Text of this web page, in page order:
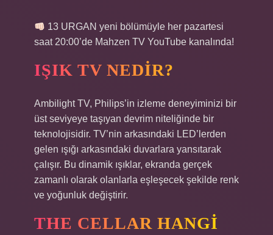
13 URGAN yeni bölümüyle her pazartesi
saat 20:00’de Mahzen TV YouTube kanalında!
IŞIK TV NEDIR?
Ambilight TV, Philips’in izleme deneyiminizi bir
üst seviyeye taşıyan devrim niteliğinde bir
teknolojisidir. TV’nin arkasındaki LED’lerden
gelen ışığı arkasındaki duvarlara yansıtarak
çalışır. Bu dinamik ışıklar, ekranda gerçek
zamanlı olarak olanlarla eşleşecek şekilde renk
ve yoğunluk değiştirir.
THE CELLAR HANGI